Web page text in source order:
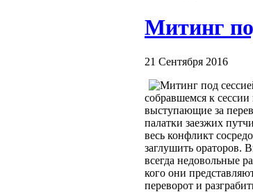
Митинг
21 Сентября 2016
собравшемся к
выступающие за
палатки заезжих
весь конфликт
заглушить ораторов.
всегда недовольные
кого они
переворот и